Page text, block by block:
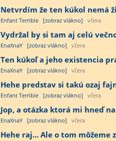
Netvrdím že ten kúkol nemá
Enfant Terrible [zobraz vlákno] včera
Vydržal by si tam aj celú
EnaXnaY [zobraz vlákno] včera
Ten kúkoľ a jeho existencia
EnaXnaY [zobraz vlákno] včera
Hehe predstav si takú ozaj
Enfant Terrible [zobraz vlákno] včera
Jop, a otázka ktorá mi hneď
EnaXnaY [zobraz vlákno] včera
Hehe raj... Ale o tom